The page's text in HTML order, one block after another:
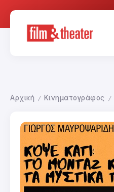
Αρχική / Κινηματογράφος /